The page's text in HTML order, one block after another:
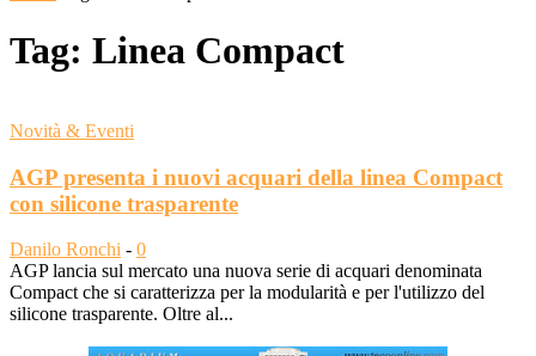
Tag: Linea Compact
Novità & Eventi
AGP presenta i nuovi acquari della linea Compact
con silicone trasparente
Danilo Ronchi - 0
AGP lancia sul mercato una nuova serie di acquari denominata
Compact che si caratterizza per la modularità e per l'utilizzo del
silicone trasparente. Oltre al...